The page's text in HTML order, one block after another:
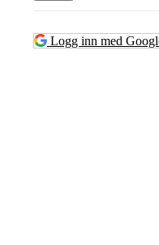
Logg inn med